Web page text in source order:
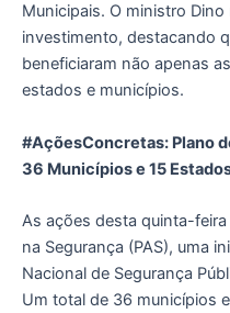
Municipais. O ministro
investimento, destacando
beneficiaram não apenas
estados e municípios.
#AçõesConcretas: Plano
36 Municípios e 15
As ações desta quinta-
na Segurança (PAS), uma
Nacional de Segurança
Um total de 36 municípios